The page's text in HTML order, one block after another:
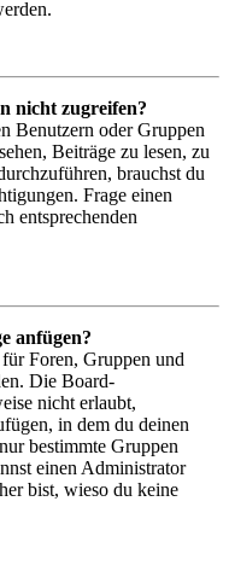
nicht zugreifen?
Benutzern oder Gruppen
Beiträge zu lesen, zu
brauchst du
Frage einen
entsprechenden
anfügen?
Foren, Gruppen und
Die Board-
nicht erlaubt,
in dem du deinen
bestimmte Gruppen
einen Administrator
bist, wieso du keine